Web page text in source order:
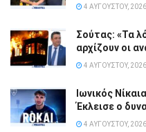
4 ΑΥΓΟΎΣΤΟΥ, 2026
Σούτας: «Τα
αρχίζουν οι
4 ΑΥΓΟΎΣΤΟΥ, 2026
Ιωνικός
Έκλεισε ο
4 ΑΥΓΟΎΣΤΟΥ, 2026